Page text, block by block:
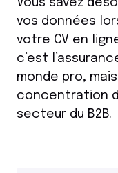
Vous savez
vos données
votre CV en
c’est
monde pro,
concentration
secteur du B2B.